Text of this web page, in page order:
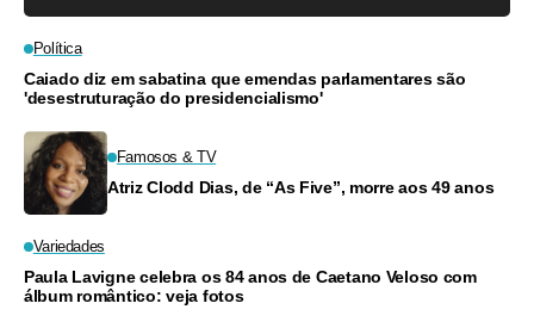
Política
Caiado diz em sabatina que emendas parlamentares são
'desestruturação do presidencialismo'
Famosos & TV
Atriz Clodd Dias, de “As Five”, morre aos 49 anos
Variedades
Paula Lavigne celebra os 84 anos de Caetano Veloso com
álbum romântico: veja fotos